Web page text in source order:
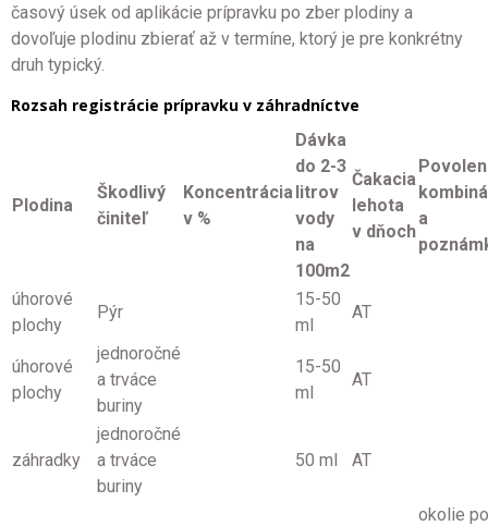
časový úsek od aplikácie prípravku po zber plodiny a
dovoľuje plodinu zbierať až v termíne, ktorý je pre konkrétny
druh typický.
Rozsah registrácie prípravku v záhradníctve
Plodina
Škodlivý
činiteľ
Koncentrácia
v %
Dávka
do 2-3
litrov
vody
na
100m2
Čakacia
lehota
v dňoch
a
úhorové
plochy
Pýr
15-50
ml
AT
úhorové
plochy
jednoročné
a trváce
buriny
15-50
ml
AT
záhradky
jednoročné
a trváce
buriny
50 ml AT
okolie